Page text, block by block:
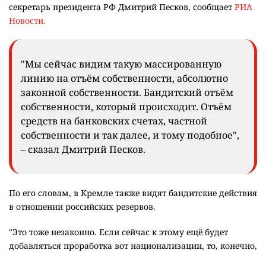
секретарь президента РФ Дмитрий Песков, сообщает РИА
Новости.
"Мы сейчас видим такую массированную
линию на отъём собственности, абсолютно
законной собственности. Бандитский отъём
собственности, который происходит. Отъём
средств на банковских счетах, частной
собственности и так далее, и тому подобное",
– сказал Дмитрий Песков.
По его словам, в Кремле также видят бандитские действия
в отношении российских резервов.
"Это тоже незаконно. Если сейчас к этому ещё будет
добавляться проработка вот национализации, то, конечно,